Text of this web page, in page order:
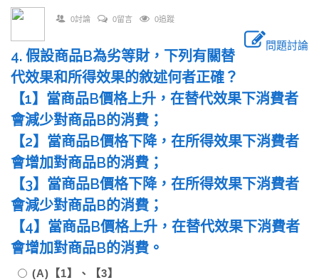
0討論 0留言 0追蹤
問題討論
4. 假設商品B為劣等財，下列有關替
代效果和所得效果的敘述何者正確？
【1】當商品B價格上升，在替代效果下消費者
會減少對商品B的消費；
【2】當商品B價格下降，在所得效果下消費者
會增加對商品B的消費；
【3】當商品B價格下降，在所得效果下消費者
會減少對商品B的消費；
【4】當商品B價格上升，在替代效果下消費者
會增加對商品B的消費。
(A)【1】、【3】